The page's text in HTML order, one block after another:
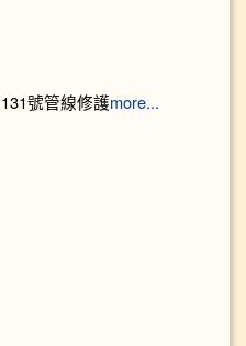
號管線修護more...